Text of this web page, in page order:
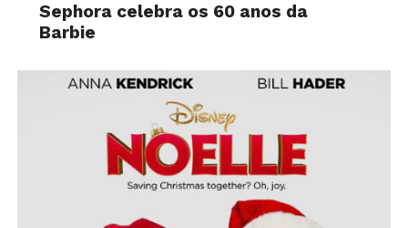
Sephora celebra os 60 anos da
Barbie